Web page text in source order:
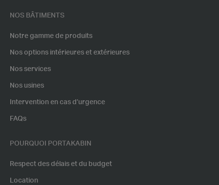
NOS BÂTIMENTS
Notre gamme de produits
Nos options intérieures et extérieures
Nos services
Nos usines
Intervention en cas d’urgence
FAQs
POURQUOI PORTAKABIN
Respect des délais et du budget
Location